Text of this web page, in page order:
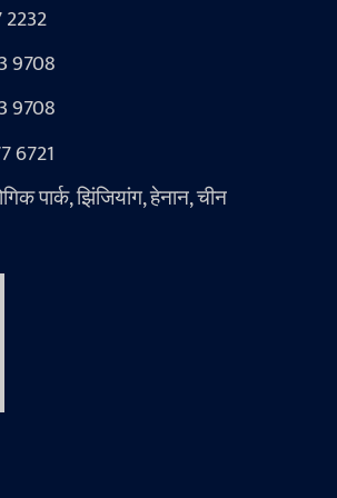
9708
9708
6721
पार्क, झिंजियांग, हेनान, चीन